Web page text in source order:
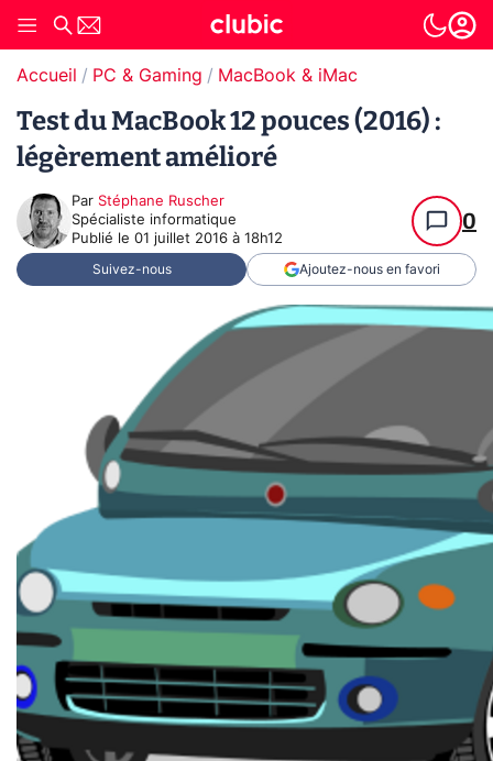
Accueil PC & Gaming MacBook & iMac
Test du MacBook 12 pouces (2016) :
légèrement amélioré
Par Stéphane Ruscher
Spécialiste informatique
Publié le 01 juillet 2016 à 18h12
0
Suivez-nous Ajoutez-nous en favori